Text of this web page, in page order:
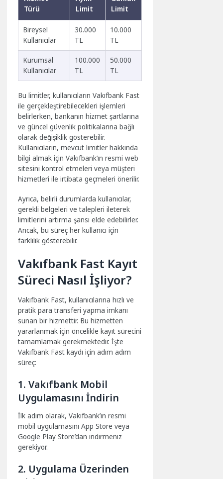
Türü
Limit
Limit
Bireysel
Kullanıcılar
30.000
TL
10.000
TL
Kurumsal
Kullanıcılar
100.000
TL
50.000
TL
Bu limitler, kullanıcıların Vakıfbank Fast
ile gerçekleştirebilecekleri işlemleri
belirlerken, bankanın hizmet şartlarına
ve güncel güvenlik politikalarına bağlı
olarak değişiklik gösterebilir.
Kullanıcıların, mevcut limitler hakkında
bilgi almak için Vakıfbank’ın resmi web
sitesini kontrol etmeleri veya müşteri
hizmetleri ile irtibata geçmeleri önerilir.
Ayrıca, belirli durumlarda kullanıcılar,
gerekli belgeleri ve talepleri ileterek
limitlerini artırma şansı elde edebilirler.
Ancak, bu süreç her kullanıcı için
farklılık gösterebilir.
Vakıfbank Fast Kayıt
Süreci Nasıl İşliyor?
Vakıfbank Fast, kullanıcılarına hızlı ve
pratik para transferi yapma imkanı
sunan bir hizmettir. Bu hizmetten
yararlanmak için öncelikle kayıt sürecini
tamamlamak gerekmektedir. İşte
Vakıfbank Fast kaydı için adım adım
süreç:
1. Vakıfbank Mobil
Uygulamasını İndirin
İlk adım olarak, Vakıfbank’ın resmi
mobil uygulamasını App Store veya
Google Play Store’dan indirmeniz
gerekiyor.
2. Uygulama Üzerinden